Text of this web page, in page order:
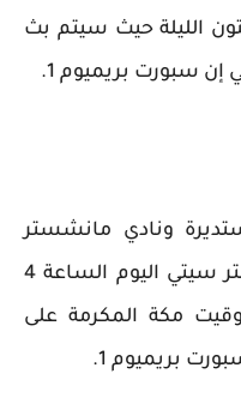
الليلة حيث سيتم بث
إن سبورت بريميوم 1.
ونادي مانشستر
سيتي مشاهدة مباراة مانشستر سيتي اليوم الساعة 4
بتوقيت القاهرة و 5 بتوقيت مكة المكرمة على
بريميوم 1.